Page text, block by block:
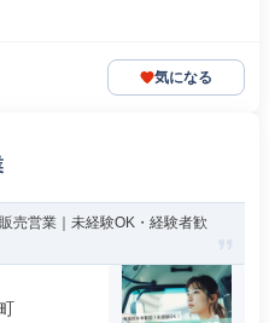
気になる
売営業｜未経験OK・経験者歓